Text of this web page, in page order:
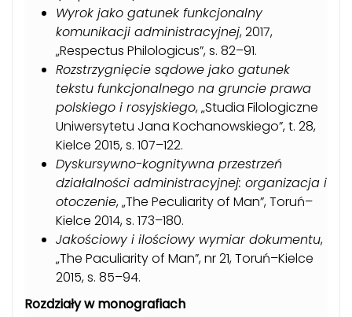
Wyrok jako gatunek funkcjonalny
komunikacji administracyjnej, 2017,
„Respectus Philologicus”, s. 82–91.
Rozstrzygnięcie sądowe jako gatunek
tekstu funkcjonalnego na gruncie prawa
polskiego i rosyjskiego, „Studia Filologiczne
Uniwersytetu Jana Kochanowskiego”, t. 28,
Kielce 2015, s. 107–122.
Dyskursywno-kognitywna przestrzeń
działalności administracyjnej: organizacja i
otoczenie, „The Peculiarity of Man”, Toruń–
Kielce 2014, s. 173–180.
Jakościowy i ilościowy wymiar dokumentu,
„The Paculiarity of Man”, nr 21, Toruń–Kielce
2015, s. 85–94.
Rozdziały w monografiach